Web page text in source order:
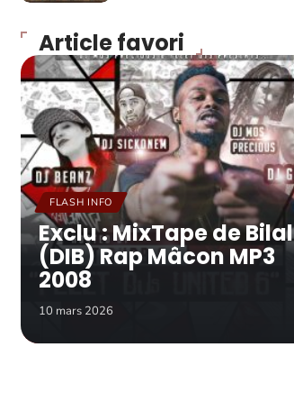
Article favori
FLASH INFO
Exclu : MixTape de Bilal
(DIB) Rap Mâcon MP3
2008
10 mars 2026